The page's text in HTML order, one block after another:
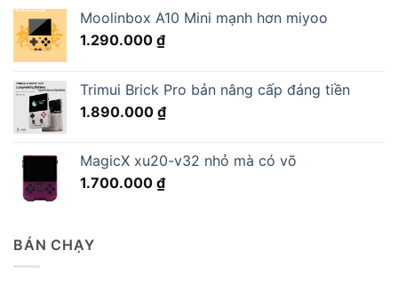
Moolinbox A10 Mini mạnh hơn miyoo
1.290.000 ₫
Trimui Brick Pro bản nâng cấp đáng tiền
1.890.000 ₫
MagicX xu20-v32 nhỏ mà có võ
1.700.000 ₫
BÁN CHẠY